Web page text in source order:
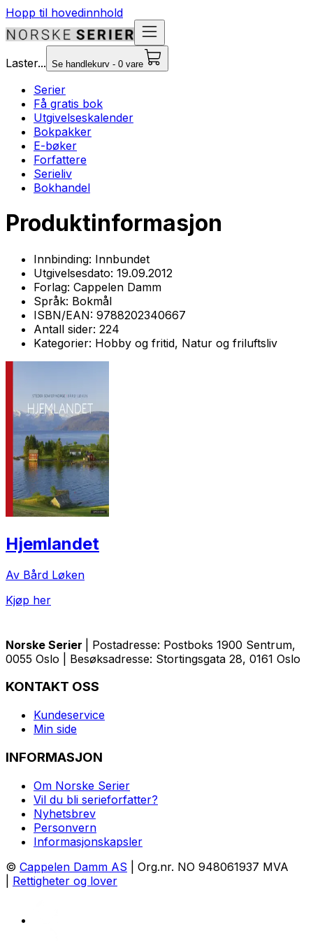
Hopp til hovedinnhold
Laster... Se handlekurv - 0 vare
Serier
Få gratis bok
Utgivelseskalender
Bokpakker
E-bøker
Forfattere
Serieliv
Bokhandel
Produktinformasjon
Innbinding: Innbundet
Utgivelsesdato: 19.09.2012
Forlag: Cappelen Damm
Språk: Bokmål
ISBN/EAN: 9788202340667
Antall sider: 224
Kategorier: Hobby og fritid, Natur og friluftsliv
Hjemlandet
Av Bård Løken
Kjøp her
Norske Serier
| Postadresse: Postboks 1900 Sentrum,
0055 Oslo | Besøksadresse: Stortingsgata 28, 0161 Oslo
KONTAKT OSS
Kundeservice
Min side
INFORMASJON
Om Norske Serier
Vil du bli serieforfatter?
Nyhetsbrev
Personvern
Informasjonskapsler
© Cappelen Damm AS | Org.nr. NO 948061937 MVA
Rettigheter og lover